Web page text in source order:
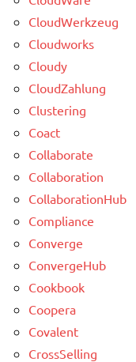
CloudWerkzeug
Cloudworks
Cloudy
CloudZahlung
Clustering
Coact
Collaborate
Collaboration
CollaborationHub
Compliance
Converge
ConvergeHub
Cookbook
Coopera
Covalent
CrossSelling